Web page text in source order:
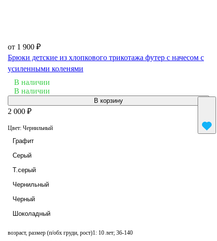
от 1 900 ₽
Брюки детские из хлопкового трикотажа футер с начесом с
усиленными коленями
В наличии
В наличии
В корзину
2 000 ₽
Цвет: Чернильный
Графит
Серый
Т.серый
Чернильный
Черный
Шоколадный
возраст, размер (п/обх груди, рост)1: 10 лет; 36-140